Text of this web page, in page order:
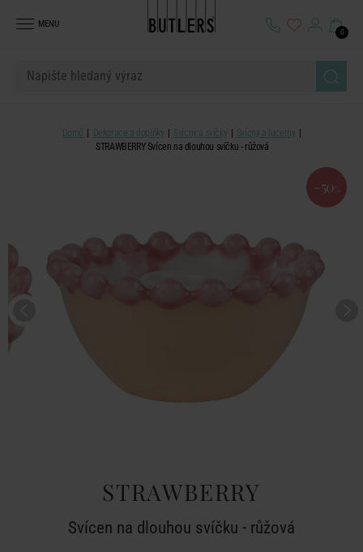
MENU
0
Domů Dekorace a doplňky Svícny a svíčky
Svícny a lucerny
STRAWBERRY Svícen na dlouhou svíčku - růžová
-50 %
STRAWBERRY
Svícen na dlouhou svíčku - růžová